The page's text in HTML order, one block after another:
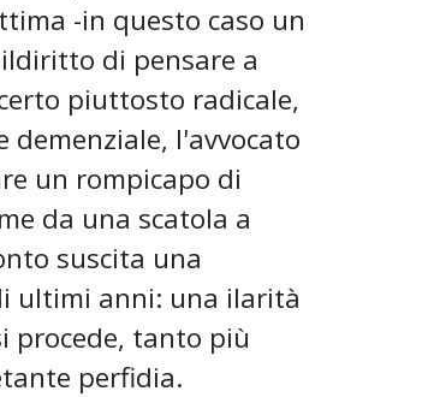
-in questo caso un
di pensare a
piuttosto radicale,
l'avvocato
un rompicapo di
da una scatola a
suscita una
ultimi anni: una ilarità
procede, tanto più
perfidia.